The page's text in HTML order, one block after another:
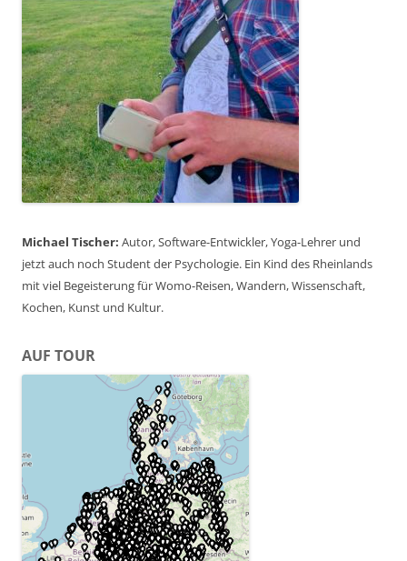
Michael Tischer: Autor, Software-Entwickler, Yoga-Lehrer und
jetzt auch noch Student der Psychologie. Ein Kind des Rheinlands
mit viel Begeisterung für Womo-Reisen, Wandern, Wissenschaft,
Kochen, Kunst und Kultur.
AUF TOUR